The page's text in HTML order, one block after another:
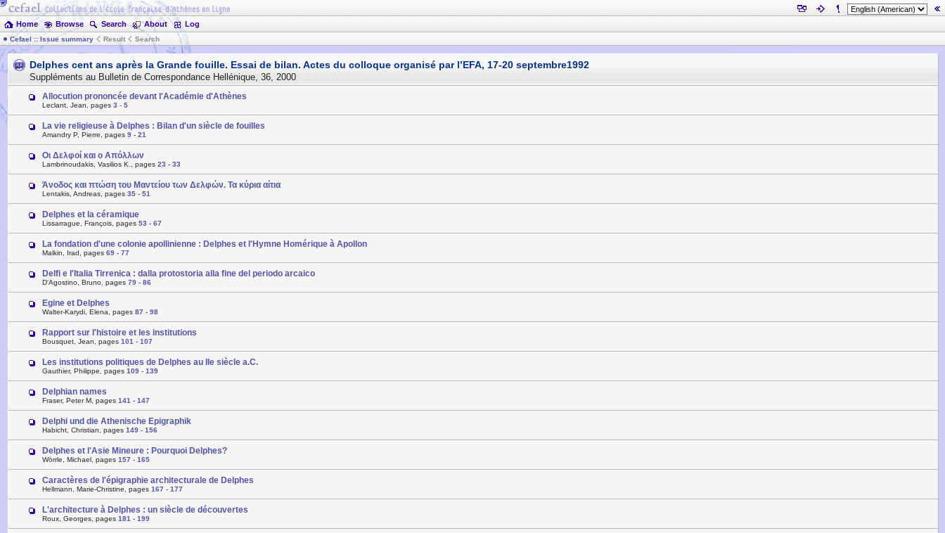
Home Browse Search About Log
Cefael :: Issue summary Result Search
Delphes cent ans après la Grande fouille. Essai de bilan. Actes du colloque organisé par l’EFA, 17-20 septembre1992
Suppléments au Bulletin de Correspondance Hellénique, 36, 2000
Allocution prononcée devant l'Académie d'Athènes
Leclant, Jean, pages 3 - 5
La vie religieuse à Delphes : Bilan d'un siècle de fouilles
Amandry P, Pierre, pages 9 - 21
Οι Δελφοί και ο Απόλλων
Lambrinoudakis, Vasilios K., pages 23 - 33
Άνοδος και πτώση του Μαντείου των Δελφών. Τα κύρια αίτια
Lentakis, Andreas, pages 35 - 51
Delphes et la céramique
Lissarrague, François, pages 53 - 67
La fondation d'une colonie apollinienne : Delphes et l'Hymne Homérique à Apollon
Malkin, Irad, pages 69 - 77
Delfi e l'Italia Tirrenica : dalla protostoria alla fine del periodo arcaico
D'Agostino, Bruno, pages 79 - 86
Egine et Delphes
Walter-Karydi, Elena, pages 87 - 98
Rapport sur l'histoire et les institutions
Bousquet, Jean, pages 101 - 107
Les institutions politiques de Delphes au IIe siècle a.C.
Gauthier, Philippe, pages 109 - 139
Delphian names
Fraser, Peter M, pages 141 - 147
Delphi und die Athenische Epigraphik
Habicht, Christian, pages 149 - 156
Delphes et l'Asie Mineure : Pourquoi Delphes?
Wörrle, Michael, pages 157 - 165
Caractères de l'épigraphie architecturale de Delphes
Hellmann, Marie-Christine, pages 167 - 177
L'architecture à Delphes : un siècle de découvertes
Roux, Georges, pages 181 - 199